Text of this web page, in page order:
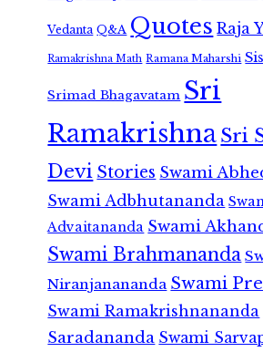
Vedanta Q&A Quotes Raja
Ramakrishna Math Ramana Maharshi
Srimad Bhagavatam Sri
RamakrishnaSri
Devi Stories Swami
Swami Adbhutananda
Advaitananda Swami
Swami Brahmananda
Niranjanananda Swami
Swami Ramakrishnananda
Saradananda Swami